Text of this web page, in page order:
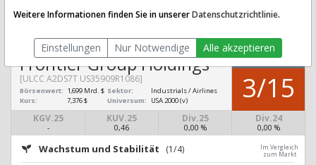
geeignet?
Frontier Group Holdings
[ULCC A2DS7T US35909R1086]
Börsenwert: 1,699 Mrd. $
Kurs:
7,376 $
Sektor:
Industrials / Airlines
Universum:
USA 2000 (v)
KGV.25
-
KUV.25
0,46
Div.25
0,00 %
Div.24
0,00 %
QUALITÄTS-
3/15
Wachstum und Stabilität (1/4)
Im Vergleich
zum Markt
Weitere Informationen finden Sie in unsererDatenschutzrichtlinie.
Einstellungen Nur Notwendige Alle akzeptieren